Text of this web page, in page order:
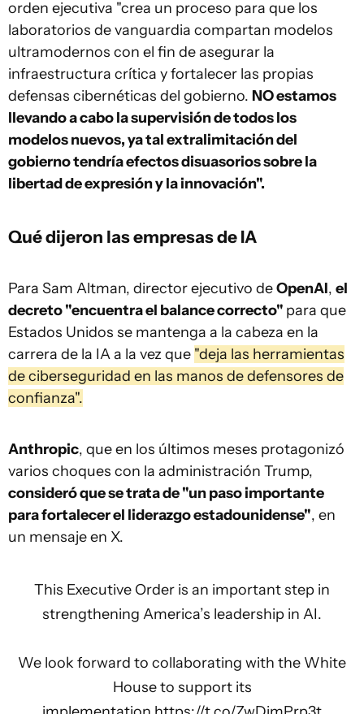
orden ejecutiva "crea un proceso para que los
laboratorios de vanguardia compartan modelos
ultramodernos con el fin de asegurar la
infraestructura crítica y fortalecer las propias
defensas cibernéticas del gobierno. NO estamos
llevando a cabo la supervisión de todos los
modelos nuevos, ya tal extralimitación del
gobierno tendría efectos disuasorios sobre la
libertad de expresión y la innovación".
Qué dijeron las empresas de IA
Para Sam Altman, director ejecutivo deOpenAI, el
decreto "encuentra el balance correcto" para que
Estados Unidos se mantenga a la cabeza en la
carrera de la IA a la vez que "deja las herramientas
de ciberseguridad en las manos de defensores de
confianza".
Anthropic, que en los últimos meses protagonizó
varios choques con la administración Trump,
consideró que se trata de "un paso importante
para fortalecer el liderazgo estadounidense", en
un mensaje en X.
This Executive Order is an important step in
strengthening America’s leadership in AI.
We look forward to collaborating with the White
House to support its